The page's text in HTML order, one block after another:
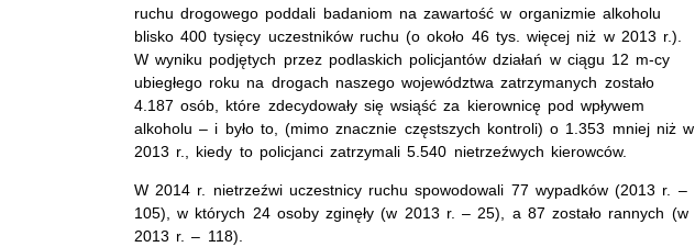
ruchu drogowego poddali badaniom na zawartość w organizmie alkoholu
blisko 400 tysięcy uczestników ruchu (o około 46 tys. więcej niż w 2013 r.).
W wyniku podjętych przez podlaskich policjantów działań w ciągu 12 m-cy
ubiegłego roku na drogach naszego województwa zatrzymanych zostało
4.187 osób, które zdecydowały się wsiąść za kierownicę pod wpływem
alkoholu – i było to, (mimo znacznie częstszych kontroli) o 1.353 mniej niż w
2013 r., kiedy to policjanci zatrzymali 5.540 nietrzeźwych kierowców.
W 2014 r. nietrzeźwi uczestnicy ruchu spowodowali 77 wypadków (2013 r. –
105), w których 24 osoby zginęły (w 2013 r. – 25), a 87 zostało rannych (w
2013 r. – 118).